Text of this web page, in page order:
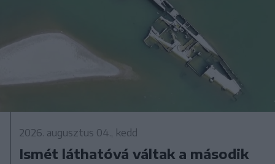
2026. augusztus 04., kedd
Ismét láthatóvá váltak a második